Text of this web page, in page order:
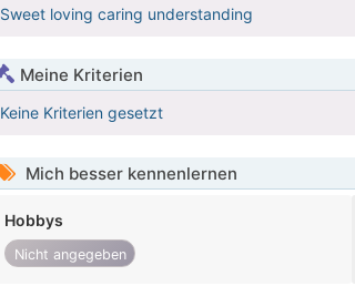
Sweet loving caring understanding
Meine Kriterien
Keine Kriterien gesetzt
Mich besser kennenlernen
Hobbys
Nicht angegeben